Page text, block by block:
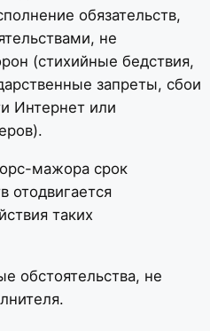
обязательств,
не
(стихийные бедствия,
запреты, сбои
Интернет или
мажора срок
отодвигается
таких
обстоятельства, не